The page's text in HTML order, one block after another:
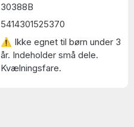
30388B
5414301525370
⚠ Ikke egnet til børn under 3
år. Indeholder små dele.
Kvælningsfare.